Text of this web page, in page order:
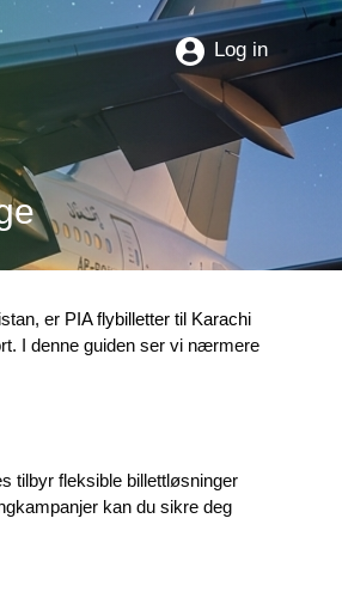
Log in
er PIA flybilletter til Karachi
I denne guiden ser vi nærmere
tilbyr fleksible billettløsninger
kan du sikre deg